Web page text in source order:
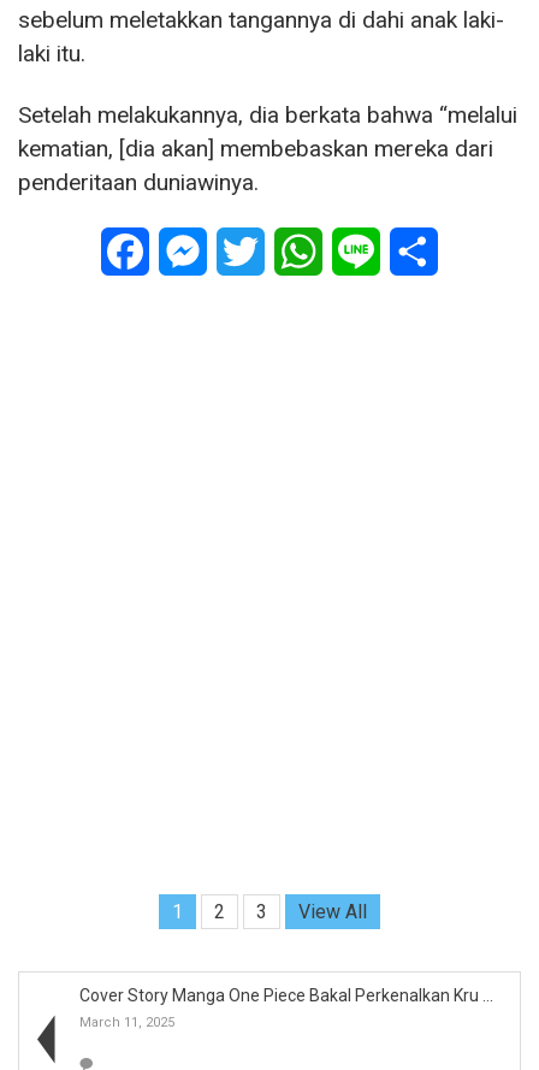
sebelum meletakkan tangannya di dahi anak laki-
laki itu.
Setelah melakukannya, dia berkata bahwa “melalui
kematian, [dia akan] membebaskan mereka dari
penderitaan duniawinya.
FacebookMessenger
Twitter WhatsApp
Line
1 2 3 View All
Cover Story Manga One Piece Bakal Perkenalkan Kru ...
March 11, 2025